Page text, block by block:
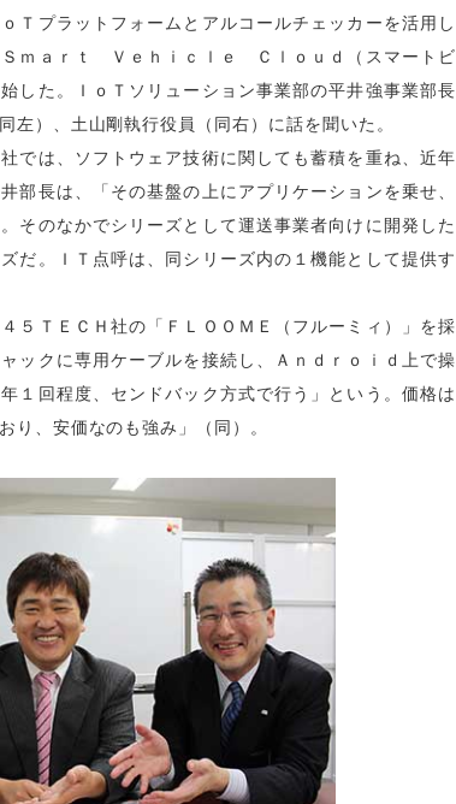
Ｔプラットフォームとアルコールチェッカーを活用し
Ｓｍａｒｔ Ｖｅｈｉｃｌｅ Ｃｌｏｕｄ（スマートビ
した。ＩｏＴソリューション事業部の平井強事業部長
左）、土山剛執行役員（同右）に話を聞いた。
では、ソフトウェア技術に関しても蓄積を重ね、近年
部長は、「その基盤の上にアプリケーションを乗せ、
そのなかでシリーズとして運送事業者向けに開発した
だ。ＩＴ点呼は、同シリーズ内の１機能として提供す
５ＴＥＣＨ社の「ＦＬＯＯＭＥ（フルーミィ）」を採
ックに専用ケーブルを接続し、Ａｎｄｒｏｉｄ上で操
１回程度、センドバック方式で行う」という。価格は
り、安価なのも強み」（同）。